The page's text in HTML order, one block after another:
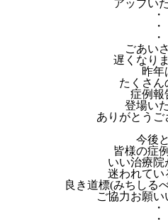
アップい
・
・
・
ごあい
遅くなり
昨年
たくさん
症例報
登場い
ありがとうご
今後
皆様の症
いい治療院
迷われてい
良き道標(みちしる
ご協力お願い
・